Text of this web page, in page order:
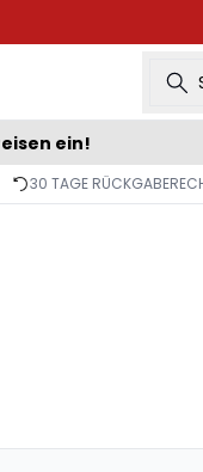
ein!
30 TAGE